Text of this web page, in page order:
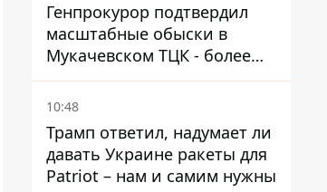
Генпрокурор подтвердил
масштабные обыски в
Мукачевском ТЦК - более
1,5 тысяч списанных с
военного учета за взятки
10:48
Трамп ответил, надумает ли
давать Украине ракеты для
Patriot – нам и самим нужны